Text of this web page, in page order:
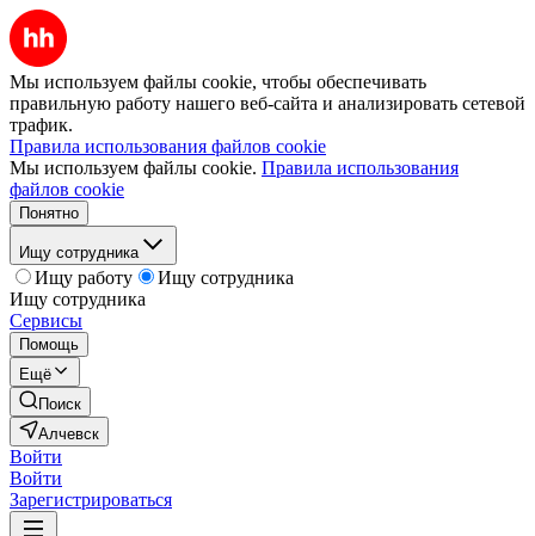
Мы используем файлы cookie, чтобы обеспечивать
правильную работу нашего веб-сайта и анализировать сетевой
трафик.
Правила использования файлов cookie
Мы используем файлы cookie. Правила использования
файлов cookie
Понятно
Ищу сотрудника
Ищу работу
Ищу сотрудника
Ищу сотрудника
Сервисы
Помощь
Ещё
Поиск
Алчевск
Войти
Войти
Зарегистрироваться